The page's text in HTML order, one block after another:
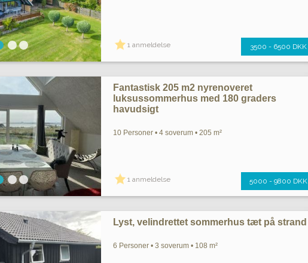
1 anmeldelse 3500 - 6500 DKK
Fantastisk 205 m2 nyrenoveret
luksussommerhus med 180 graders
havudsigt
10 Personer • 4 soverum • 205 m²
1 anmeldelse 5000 - 9800 DKK
Lyst, velindrettet sommerhus tæt på strand
6 Personer • 3 soverum • 108 m²